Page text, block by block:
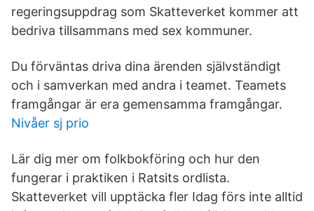
regeringsuppdrag som Skatteverket kommer att
bedriva tillsammans med sex kommuner.
Du förväntas driva dina ärenden självständigt
och i samverkan med andra i teamet. Teamets
framgångar är era gemensamma framgångar.
Nivåer sj prio
Lär dig mer om folkbokföring och hur den
fungerar i praktiken i Ratsits ordlista.
Skatteverket vill upptäcka fler Idag förs inte alltid